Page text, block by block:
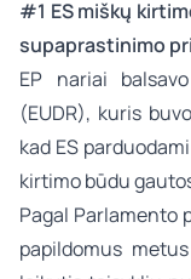
#1 ES miškų
supaprastinimo
EP nariai
(EUDR), kuris
kad ES
kirtimo būdu
Pagal Parlamento
papildomus